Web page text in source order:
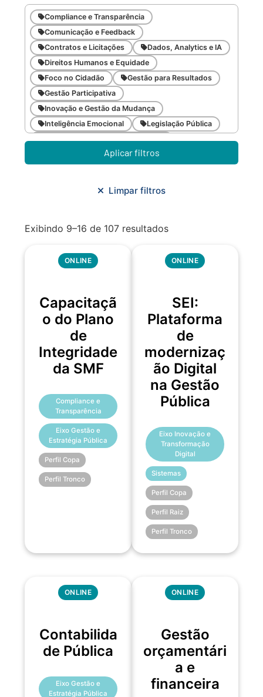
Compliance e Transparência
Comunicação e Feedback
Contratos e Licitações
Dados, Analytics e IA
Direitos Humanos e Equidade
Foco no Cidadão
Gestão para Resultados
Gestão Participativa
Inovação e Gestão da Mudança
Inteligência Emocional
Legislação Pública
Meio Ambiente e Sustentabilidade
Metodologias Ágeis
Orçamento e Finanças
Planejamento Urbano/Mobilidade
Aplicar filtros
Limpar filtros
Exibindo 9–16 de 107 resultados
ONLINE
Capacitaçã
o do Plano
de
Integridade
da SMF
Compliance e
Transparência
Eixo Gestão e
Estratégia Pública
Perfil Copa
Perfil Tronco
ONLINE
SEI:
Plataforma
de
modernizaç
ão Digital
na Gestão
Pública
Eixo Inovação e
Transformação
Digital
Sistemas
Perfil Copa
Perfil Raiz
Perfil Tronco
ONLINE
Contabilida
de Pública
Eixo Gestão e
Estratégia Pública
ONLINE
Gestão
orçamentári
a e
financeira